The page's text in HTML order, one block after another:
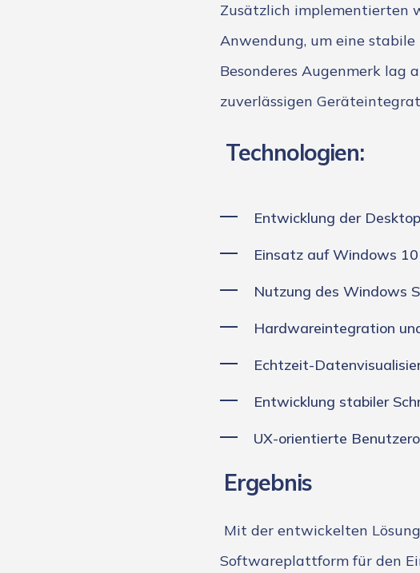
Zusätzlich implementierten
Anwendung, um eine
Besonderes Augenmerk
zuverlässigen
Technologien:
Entwicklung der
Einsatz auf Windows 10
Nutzung des Windows
Hardwareintegration
Echtzeit-
Entwicklung stabiler
UX-orientierte
Ergebnis
Mit der entwickelten
Softwareplattform für den